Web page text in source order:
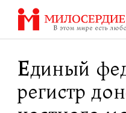
Перейти
содержанию
Единый
регистр